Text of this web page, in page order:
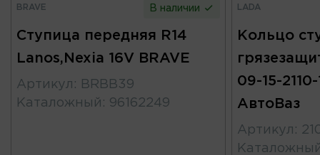
BRAVE В наличии
Ступица передняя R14
Lanos,Nexia 16V BRAVE
Артикул :
BRBB39
Каталожный : 96162249
LADA
Кольцо
09-15-2110-
АвтоВаз
Артикул :